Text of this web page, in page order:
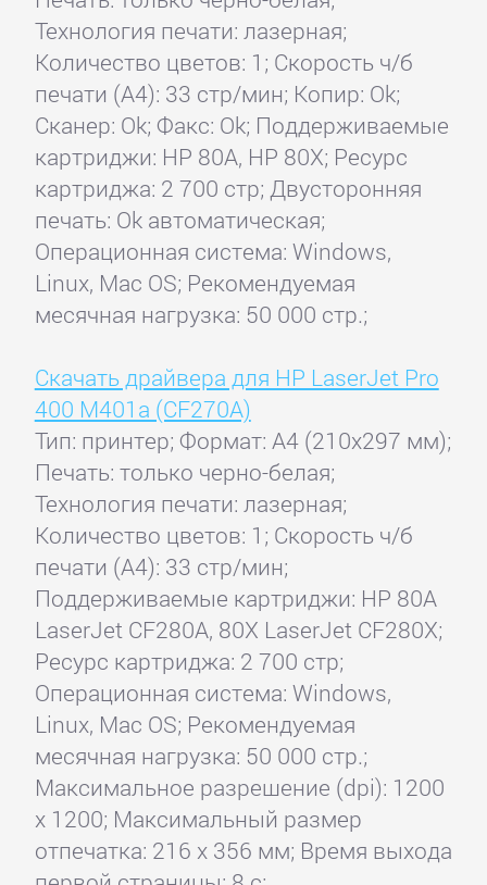
Технология печати: лазерная;
Количество цветов: 1; Скорость ч/б
печати (А4): 33 стр/мин; Копир: Ok;
Сканер: Ok; Факс: Ok; Поддерживаемые
картриджи: HP 80A, HP 80X; Ресурс
картриджа: 2 700 стр; Двусторонняя
печать: Ok автоматическая;
Операционная система: Windows,
Linux, Mac OS; Рекомендуемая
месячная нагрузка: 50 000 стр.;
Скачать драйвера для HP LaserJet Pro
400 M401a (CF270A)
Тип: принтер; Формат: A4 (210x297 мм);
Печать: только черно-белая;
Технология печати: лазерная;
Количество цветов: 1; Скорость ч/б
печати (А4): 33 стр/мин;
Поддерживаемые картриджи: HP 80A
LaserJet CF280A, 80X LaserJet CF280X;
Ресурс картриджа: 2 700 стр;
Операционная система: Windows,
Linux, Mac OS; Рекомендуемая
месячная нагрузка: 50 000 стр.;
Максимальное разрешение (dpi): 1200
x 1200; Максимальный размер
отпечатка: 216 x 356 мм; Время выхода